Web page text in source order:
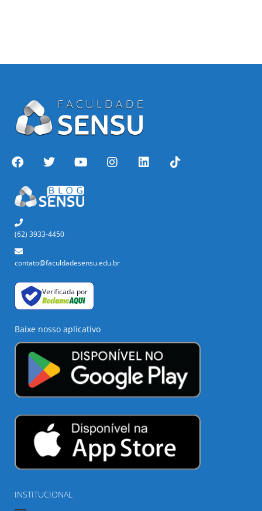
(62) 3933-4450
contato@faculdadesensu.edu.br
Verificada por
Baixe nosso aplicativo
INSTITUCIONAL